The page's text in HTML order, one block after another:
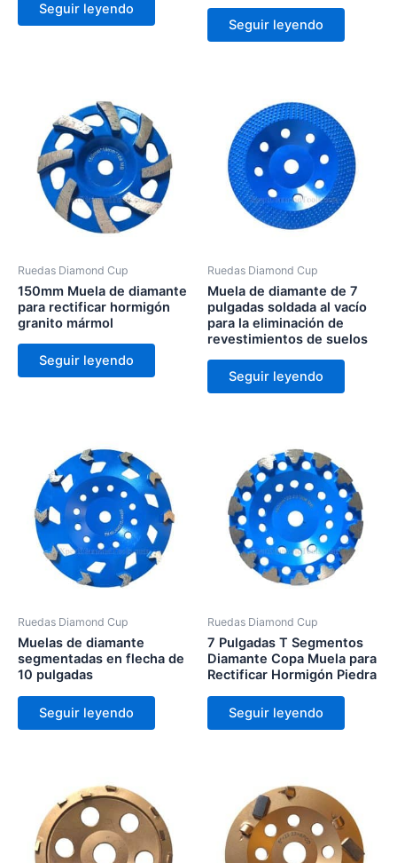
Seguir leyendo
Seguir leyendo
Ruedas Diamond Cup
150mm Muela de diamante
para rectificar hormigón
granito mármol
Seguir leyendo
Ruedas Diamond Cup
Muela de diamante de 7
pulgadas soldada al vacío
para la eliminación de
revestimientos de suelos
Seguir leyendo
Ruedas Diamond Cup
Muelas de diamante
segmentadas en flecha de
10 pulgadas
Seguir leyendo
Ruedas Diamond Cup
7 Pulgadas T Segmentos
Diamante Copa Muela para
Rectificar Hormigón Piedra
Seguir leyendo